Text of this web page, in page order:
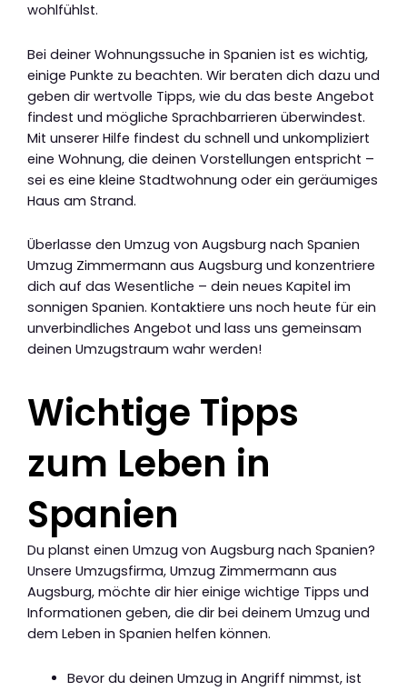
wohlfühlst.
Bei deiner Wohnungssuche in Spanien ist es wichtig,
einige Punkte zu beachten. Wir beraten dich dazu und
geben dir wertvolle Tipps, wie du das beste Angebot
findest und mögliche Sprachbarrieren überwindest.
Mit unserer Hilfe findest du schnell und unkompliziert
eine Wohnung, die deinen Vorstellungen entspricht –
sei es eine kleine Stadtwohnung oder ein geräumiges
Haus am Strand.
Überlasse den Umzug von Augsburg nach Spanien
Umzug Zimmermann aus Augsburg und konzentriere
dich auf das Wesentliche – dein neues Kapitel im
sonnigen Spanien. Kontaktiere uns noch heute für ein
unverbindliches Angebot und lass uns gemeinsam
deinen Umzugstraum wahr werden!
Wichtige Tipps
zum Leben in
Spanien
Du planst einen Umzug von Augsburg nach Spanien?
Unsere Umzugsfirma, Umzug Zimmermann aus
Augsburg, möchte dir hier einige wichtige Tipps und
Informationen geben, die dir bei deinem Umzug und
dem Leben in Spanien helfen können.
Bevor du deinen Umzug in Angriff nimmst, ist